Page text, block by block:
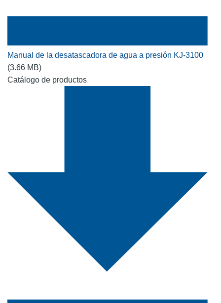
Manual de la desatascadora de agua a presión KJ-3100
(3.66 MB)
Catálogo de productos